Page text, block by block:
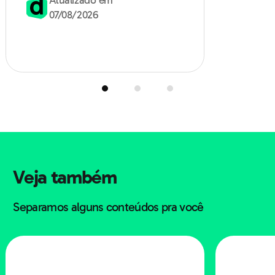
Operadores que indicam o argumento mais forte
inclusive, pelo menos, no mínimo.
João era muito ambicioso; queria ser, no mínimo,
caso.
Exemplo: Se você não for ao médico, não
melhorará.
Operadores que indicam uma relação de tempo:
Exemplo: Assim que você chegar, me ligue!
dados.07/08/2026
Veja também
Separamos alguns conteúdos pra você